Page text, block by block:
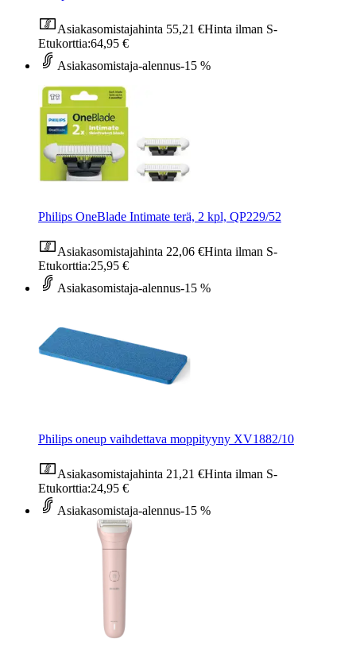
Asiakasomistajahinta 55,21 €Hinta ilman S-
Etukorttia:64,95 €
Asiakasomistaja-alennus-15 %
Philips OneBlade Intimate terä, 2 kpl, QP229/52
Asiakasomistajahinta 22,06 €Hinta ilman S-
Etukorttia:25,95 €
Asiakasomistaja-alennus-15 %
Philips oneup vaihdettava moppityyny XV1882/10
Asiakasomistajahinta 21,21 €Hinta ilman S-
Etukorttia:24,95 €
Asiakasomistaja-alennus-15 %